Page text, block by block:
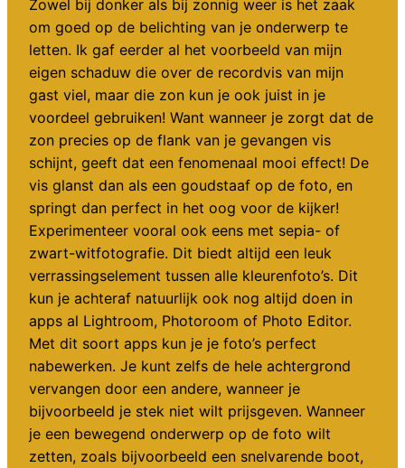
Zowel bij donker als bij zonnig weer is het zaak
om goed op de belichting van je onderwerp te
letten. Ik gaf eerder al het voorbeeld van mijn
eigen schaduw die over de recordvis van mijn
gast viel, maar die zon kun je ook juist in je
voordeel gebruiken! Want wanneer je zorgt dat de
zon precies op de flank van je gevangen vis
schijnt, geeft dat een fenomenaal mooi effect! De
vis glanst dan als een goudstaaf op de foto, en
springt dan perfect in het oog voor de kijker!
Experimenteer vooral ook eens met sepia- of
zwart-witfotografie. Dit biedt altijd een leuk
verrassingselement tussen alle kleurenfoto’s. Dit
kun je achteraf natuurlijk ook nog altijd doen in
apps al Lightroom, Photoroom of Photo Editor.
Met dit soort apps kun je je foto’s perfect
nabewerken. Je kunt zelfs de hele achtergrond
vervangen door een andere, wanneer je
bijvoorbeeld je stek niet wilt prijsgeven. Wanneer
je een bewegend onderwerp op de foto wilt
zetten, zoals bijvoorbeeld een snelvarende boot,